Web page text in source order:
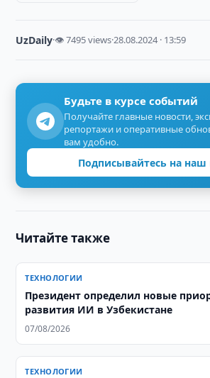
UzDaily·👁 7495 views·28.08.2024 · 13:59
Будьте в курсе событий
Получайте главные новости,
репортажи и оперативные
вам удобно.
Подписывайтесь на наш
Читайте также
ТЕХНОЛОГИИ
Президент определил новые
развития ИИ в Узбекистане
07/08/2026
ТЕХНОЛОГИИ